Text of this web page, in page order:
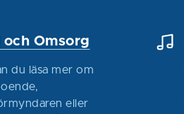
och Omsorg
du läsa mer om
eller